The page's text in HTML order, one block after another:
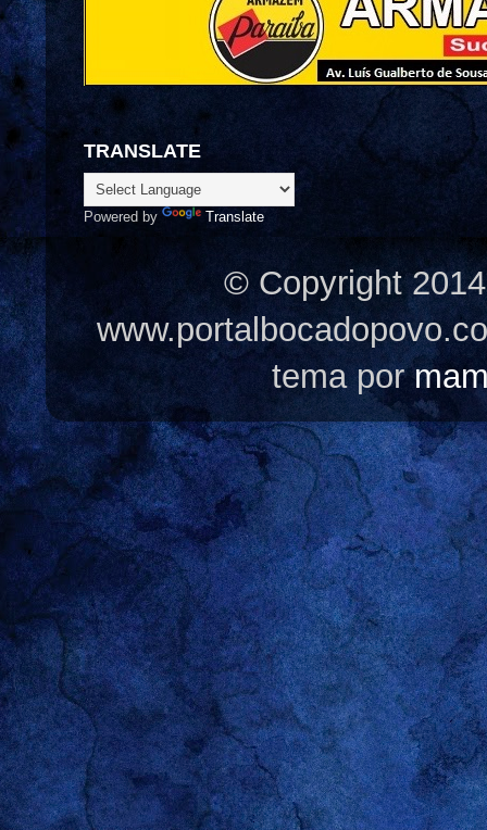
TRANSLATE
Powered by Translate
© Copyright
tema por